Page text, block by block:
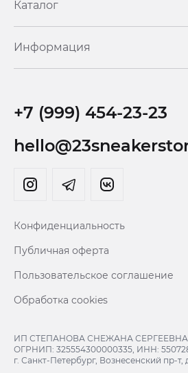
Каталог
Информация
+7 (999) 454-23-23
Конфиденциальность
Публичная оферта
Пользовательское соглашение
Обработка cookies
ИП СТЕПАНОВА СНЕЖАНА СЕРГЕЕВНА
ОГРНИП: 325554300000335, ИНН:
г. Санкт-Петербург, Вознесенский пр-т,